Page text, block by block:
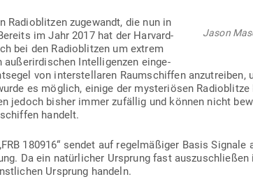
Jason
Radio­blitzen zuge­wandt, die nun in
im Jahr 2017 hat der Harvard-
bei den Radio­blitzen um extrem
außer­ir­di­schen Intel­li­genzen ein­ge­
von inter­stel­laren Raum­schiffen anzu­treiben,
es möglich, einige der mys­te­riösen
jedoch bisher immer zufällig und können nicht
handelt.
180916“ sendet auf regel­mä­ßiger Basis
Da ein natür­licher Ursprung fast
Ursprung handeln.